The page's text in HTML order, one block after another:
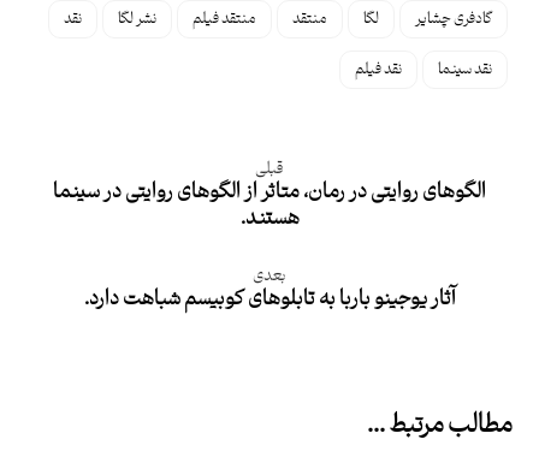
گادفری چشایر لگا منتقد منتقد فیلم نشر لگا نقد
نقد سینما نقد فیلم
قبلی
الگوهای روایتی در رمان، متاثر از الگوهای روایتی در سینما
هستند.
بعدی
آثار یوجینو باربا به تابلوهای کوبیسم شباهت دارد.
مطالب مرتبط ...